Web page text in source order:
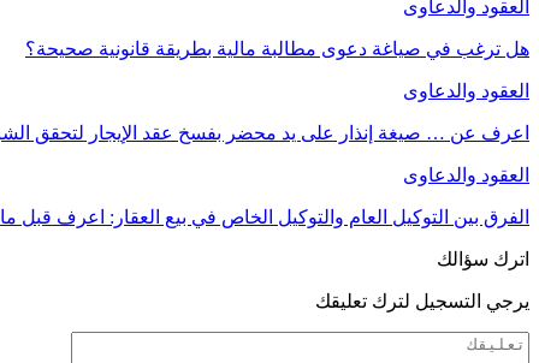
العقود والدعاوى
هل ترغب في صياغة دعوى مطالبة مالية بطريقة قانونية صحيحة؟
العقود والدعاوى
اعرف عن … صيغة إنذار على يد محضر بفسخ عقد الإيجار لتحقق
العقود والدعاوى
الفرق بين التوكيل العام والتوكيل الخاص في بيع العقار: اعرف قبل
اترك سؤالك
يرجي التسجيل لترك تعليقك